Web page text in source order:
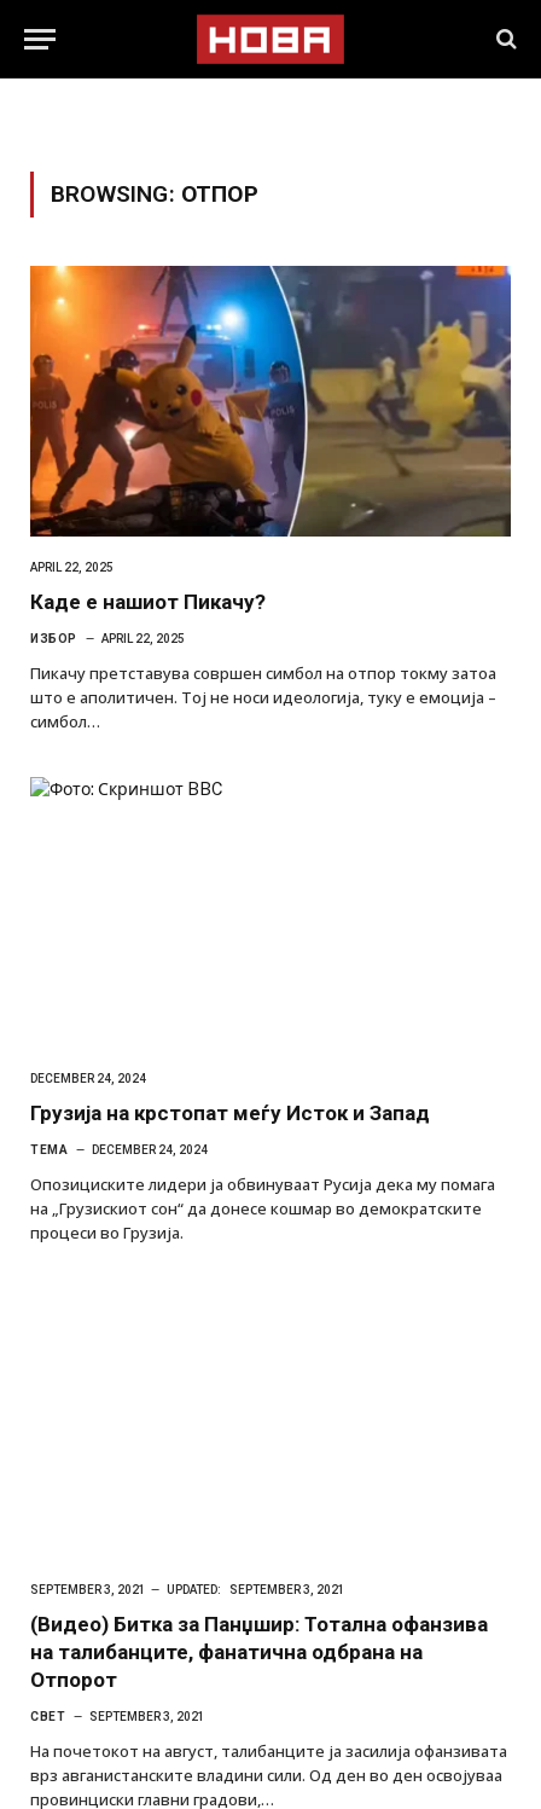
BROWSING: ОТПОР
APRIL 22, 2025
Каде е нашиот Пикачу?
ИЗБОР APRIL 22, 2025
Пикачу претставува совршен симбол на отпор токму затоа
што е аполитичен. Тој не носи идеологија, туку е емоција –
симбол…
DECEMBER 24, 2024
Грузија на крстопат меѓу Исток и Запад
ТЕМА DECEMBER 24, 2024
Опозициските лидери ја обвинуваат Русија дека му помага
на „Грузискиот сон“ да донесе кошмар во демократските
процеси во Грузија.
SEPTEMBER 3, 2021 UPDATED: SEPTEMBER 3, 2021
(Видео) Битка за Панџшир: Тотална офанзива
на талибанците, фанатична одбрана на
Отпорот
СВЕТ SEPTEMBER 3, 2021
На почетокот на август, талибанците ја засилија офанзивата
врз авганистанските владини сили. Од ден во ден освојуваа
провинциски главни градови,…